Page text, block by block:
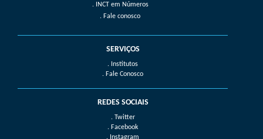
INCT em Números
Fale conosco
SERVIÇOS
. Institutos
. Fale Conosco
REDES SOCIAIS
. Twitter
. Facebook
. Instagram